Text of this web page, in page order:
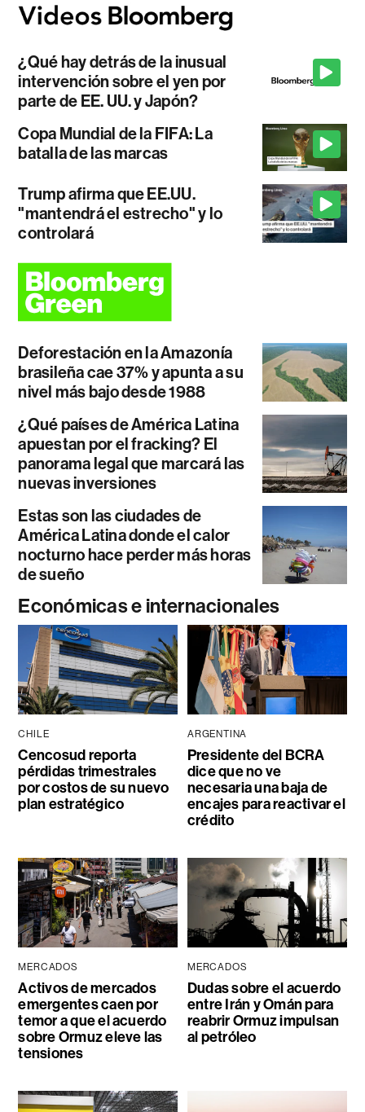
¿Qué hay detrás de la inusual
intervención sobre el yen por
parte de EE. UU. y Japón?
Copa Mundial de la FIFA: La
batalla de las marcas
Trump afirma que EE.UU.
"mantendrá el estrecho" y lo
controlará
Deforestación en la Amazonía
brasileña cae 37% y apunta a su
nivel más bajo desde 1988
¿Qué países de América Latina
apuestan por el fracking? El
panorama legal que marcará las
nuevas inversiones
Estas son las ciudades de
América Latina donde el calor
nocturno hace perder más horas
de sueño
Económicas e internacionales
CHILE
Cencosud reporta
pérdidas trimestrales
por costos de su nuevo
plan estratégico
ARGENTINA
Presidente del BCRA
dice que no ve
necesaria una baja de
encajes para reactivar el
crédito
MERCADOS
Activos de mercados
emergentes caen por
temor a que el acuerdo
sobre Ormuz eleve las
tensiones
MERCADOS
Dudas sobre el acuerdo
entre Irán y Omán para
reabrir Ormuz impulsan
al petróleo